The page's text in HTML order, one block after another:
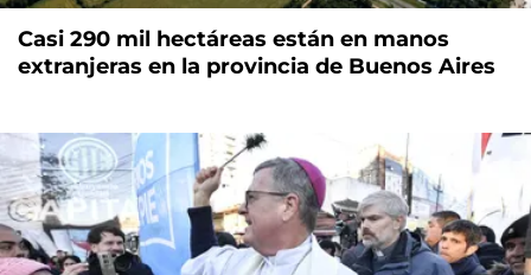
Casi 290 mil hectáreas están en manos
extranjeras en la provincia de Buenos Aires